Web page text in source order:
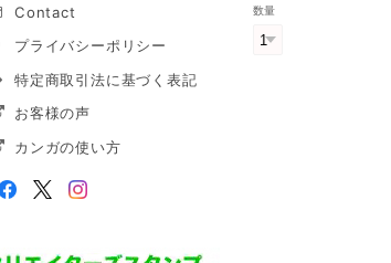
Contact
プライバシーポリシー
特定商取引法に基づく表記
お客様の声
カンガの使い方
数量